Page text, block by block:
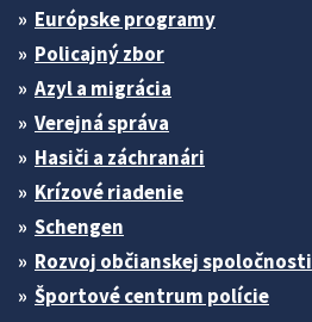
Európske programy
Policajný zbor
Azyl a migrácia
Verejná správa
Hasiči a záchranári
Krízové riadenie
Schengen
Rozvoj občianskej spoločnosti
Športové centrum polície